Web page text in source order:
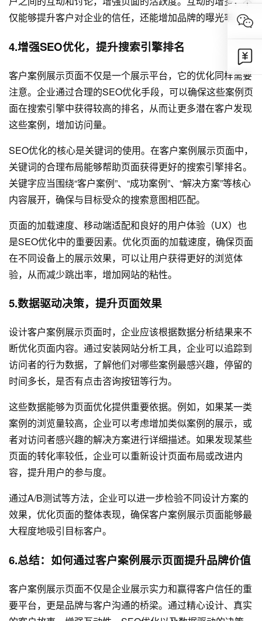
仅能够提升客户对企业的信任，还能增加品牌的曝光率。
4.增强SEO优化，提升搜索引擎排名
客户案例展示页面不仅是一个展示平台，它的优化同样需要
注意。企业通过合理的SEO优化手段，可以确保这些案例页
面在搜索引擎中获得较高的排名，从而让更多潜在客户发现
这些案例，增加访问量。
SEO优化的核心是关键词的使用。在客户案例展示页面中，
关键词的合理布局能够帮助页面获得更好的搜索引擎排名。
关键字应当围绕“客户案例”、“成功案例”、“解决方案”等核心
内容展开，确保与目标受众的搜索意图相匹配。
页面的加载速度、移动端适配和良好的用户体验（UX）也
是SEO优化中的重要因素。优化页面的加载速度，确保页面
在不同设备上的展示效果，可以让用户获得更好的浏览体
验，从而减少跳出率，增加网站的粘性。
5.数据驱动决策，提升页面效果
设计客户案例展示页面时，企业应该根据数据分析结果来不
断优化页面内容。通过安装网站分析工具，企业可以追踪到
访问者的行为数据，了解他们对哪些案例最感兴趣，停留的
时间多长，是否有点击咨询按钮等行为。
这些数据能够为页面优化提供重要依据。例如，如果某一类
案例的浏览量较高，企业可以考虑增加类似案例的展示，或
者对访问者感兴趣的解决方案进行详细描述。如果发现某些
页面的转化率较低，企业可以重新设计页面布局或改进内
容，提升用户的参与度。
通过A/B测试等方法，企业可以进一步检验不同设计方案的
效果，优化页面的整体表现，确保客户案例展示页面能够最
大程度地吸引目标客户。
6.总结：如何通过客户案例展示页面提升品牌价值
客户案例展示页面不仅是企业展示实力和赢得客户信任的重
要平台，更是品牌与客户沟通的桥梁。通过精心设计、真实